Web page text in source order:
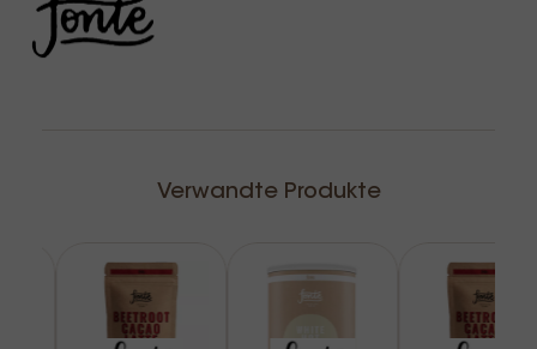
Verwandte Produkte